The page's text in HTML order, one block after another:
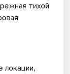
тихой
локации,